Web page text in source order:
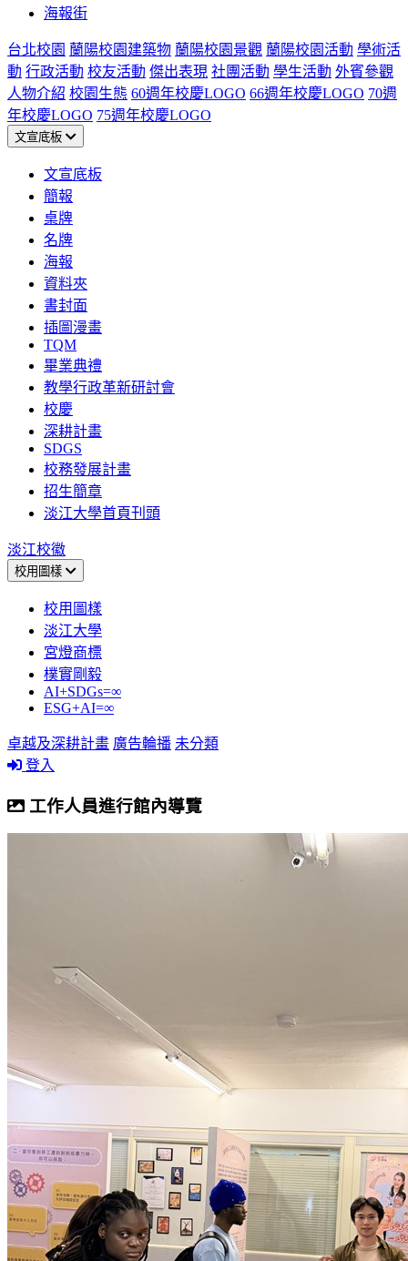
海報街
台北校園 蘭陽校園建築物 蘭陽校園景觀 蘭陽校園活動 學術活
動 行政活動 校友活動 傑出表現 社團活動 學生活動 外賓參觀
人物介紹 校園生態 60週年校慶LOGO 66週年校慶LOGO 70週
年校慶LOGO 75週年校慶LOGO
文宣底板
文宣底板
簡報
桌牌
名牌
海報
資料夾
書封面
插圖漫畫
TQM
畢業典禮
教學行政革新研討會
校慶
深耕計畫
SDGS
校務發展計畫
招生簡章
淡江大學首頁刊頭
淡江校徽
校用圖樣
校用圖樣
淡江大學
宮燈商標
樸實剛毅
AI+SDGs=∞
ESG+AI=∞
卓越及深耕計畫 廣告輪播 未分類
登入
工作人員進行館內導覽